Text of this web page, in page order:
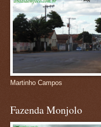
Martinho Campos
Fazenda Monjolo